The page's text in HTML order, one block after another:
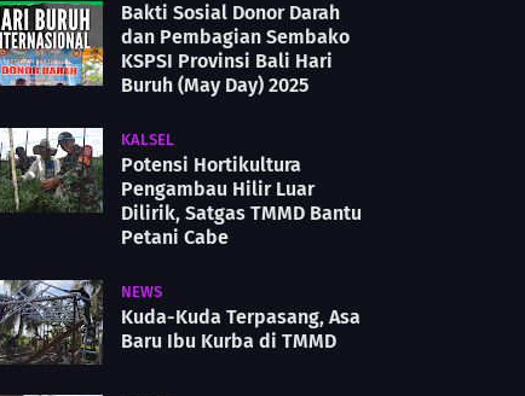
Bakti Sosial Donor Darah
dan Pembagian Sembako
KSPSI Provinsi Bali Hari
Buruh (May Day) 2025
KALSEL
Potensi Hortikultura
Pengambau Hilir Luar
Dilirik, Satgas TMMD Bantu
Petani Cabe
NEWS
Kuda-Kuda Terpasang, Asa
Baru Ibu Kurba di TMMD